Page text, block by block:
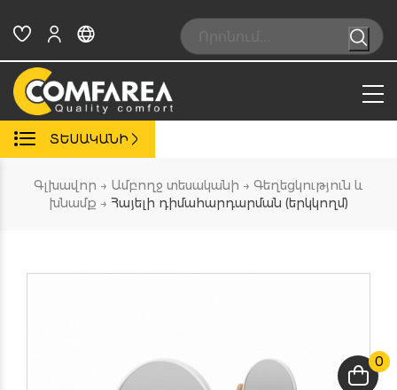
content
Search:
0
ՏԵՍԱԿԱՆԻ
Գլխավոր → Ամբողջ տեսականի → Գեղեցկություն և
խնամք → Հայելի դիմահարդարման (երկկողմ)